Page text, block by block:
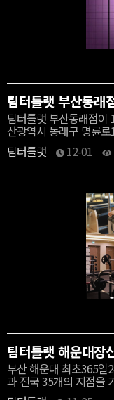
팀터틀랫 부산동래
팀터틀랫 부산동래점이
산광역시 동래구 명륜
팀터틀랫
12-01
팀터틀랫 해운대장
부산 해운대 최초365
과 전국 35개의 지점을